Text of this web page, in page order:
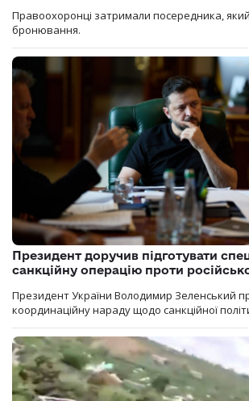
Правоохоронці затримали посередника,
бронювання.
Президент доручив підготувати
санкційну операцію проти
Президент України Володимир Зеленський
координаційну нараду щодо санкційної